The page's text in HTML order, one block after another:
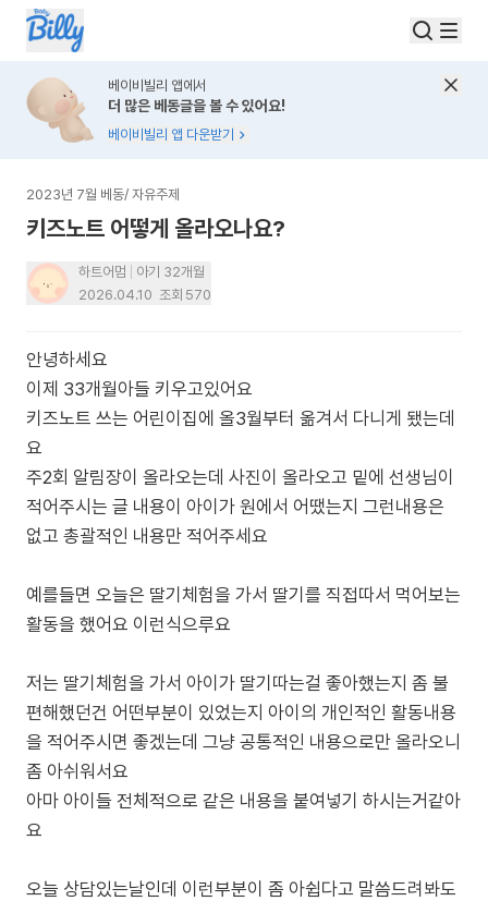
베이비빌리 앱에서
더 많은 베동글을 볼 수 있어요!
베이비빌리 앱 다운받기
2023년 7월 베동/ 자유주제
키즈노트 어떻게 올라오나요?
하트어멈
아기 32개월
2026.04.10 조회 570
안녕하세요
이제 33개월아들 키우고있어요
키즈노트 쓰는 어린이집에 올3월부터 옮겨서 다니게 됐는데
요
주2회 알림장이 올라오는데 사진이 올라오고 밑에 선생님이
적어주시는 글 내용이 아이가 원에서 어땠는지 그런내용은
없고 총괄적인 내용만 적어주세요
예를들면 오늘은 딸기체험을 가서 딸기를 직접따서 먹어보는
활동을 했어요 이런식으루요
저는 딸기체험을 가서 아이가 딸기따는걸 좋아했는지 좀 불
편해했던건 어떤부분이 있었는지 아이의 개인적인 활동내용
을 적어주시면 좋겠는데 그냥 공통적인 내용으로만 올라오니
좀 아쉬워서요
아마 아이들 전체적으로 같은 내용을 붙여넣기 하시는거같아
요
오늘 상담있는날인데 이런부분이 좀 아쉽다고 말씀드려봐도